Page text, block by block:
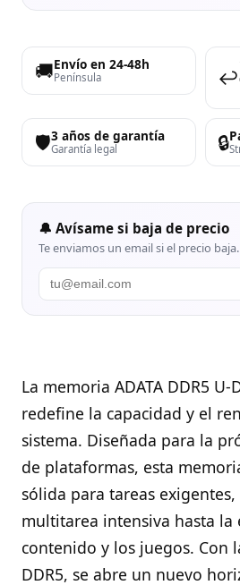
🚚Envío en 24-48h
Península ↩️
🛡️3 años de garantía
Garantía legal 🔒
🔔 Avísame si baja de precio
Te enviamos un email si el precio
La memoria ADATA DDR5
redefine la capacidad y el
sistema. Diseñada para la
de plataformas, esta
sólida para tareas exigentes,
multitarea intensiva hasta la
contenido y los juegos. Con
DDR5, se abre un nuevo